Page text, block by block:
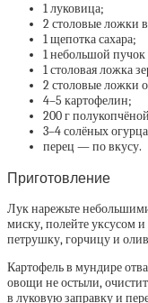
1 луковица;
2 столовые ложки
1 щепотка сахара;
1 небольшой
1 столовая ложка
2 столовые ложки
4–5 картофелин;
200 г
3–4 солёных
перец — по вкусу.
Приготовление
Лук нарежьте
миску, полейте уксусом
петрушку, горчицу и
Картофель в мундире
овощи не остыли,
в луковую заправку и